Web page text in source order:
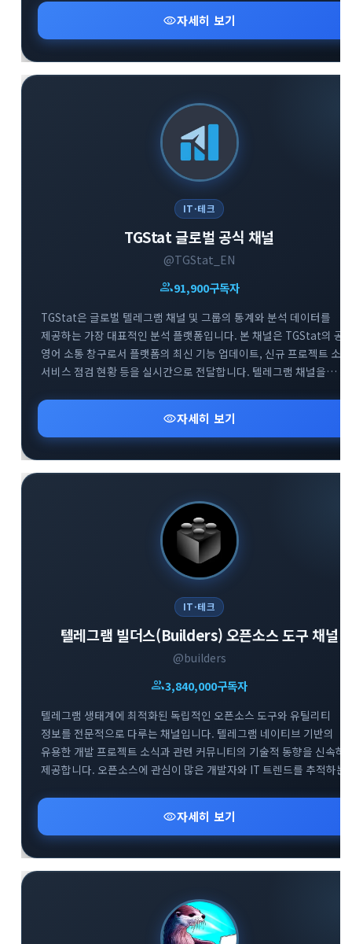
통해 프로젝트의 성장 과정을 실시간으로 확인할 수 있습니다.
블록체인 기반의 플레이 투 언 트렌드와 텔레그램 생태계의 결합을
경험하고자 하는 사용자에게 필수적인 정보를 제공합니다.
visibility자세히 보기
IT·테크
TGStat 글로벌 공식 채널
@TGStat_EN
group91,900구독자
TGStat은 글로벌 텔레그램 채널 및 그룹의 통계와 분석 데이터를
제공하는 가장 대표적인 분석 플랫폼입니다. 본 채널은 TGStat의 공
영어 소통 창구로서 플랫폼의 최신 기능 업데이트, 신규 프로젝트 소
서비스 점검 현황 등을 실시간으로 전달합니다. 텔레그램 채널을
사용자분들에게 필수적인 인사이트를 제공합니다. 함께 운영되는 공
지원 그룹을 통해 플랫폼 이용 중 발생하는 기술적 문의에 대해 빠르게
피드백을 받으실 수 있습니다.
visibility자세히 보기
IT·테크
텔레그램 빌더스(Builders) 오픈소스 도구 채널
@builders
group3,840,000구독자
텔레그램 생태계에 최적화된 독립적인 오픈소스 도구와 유틸리티
정보를 전문적으로 다루는 채널입니다. 텔레그램 네이티브 기반의
유용한 개발 프로젝트 소식과 관련 커뮤니티의 기술적 동향을 신속하
제공합니다. 오픈소스에 관심이 많은 개발자와 IT 트렌드를 추적하는
있게 전달하고 있습니다.
visibility자세히 보기
Home 다운로드 가이드
지갑·미니앱
Home 바로가기 arrow_forward